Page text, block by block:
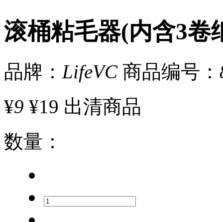
滚桶粘毛器(内含3卷
品牌： LifeVC 商品编号：
¥9 ¥19 出清商品
数量 ：